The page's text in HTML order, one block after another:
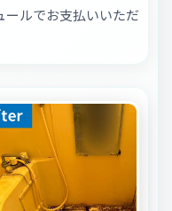
ールでお支払いいただ